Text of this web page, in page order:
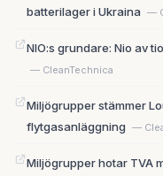
batterilager i Ukraina —
NIO:s grundare: Nio av
— CleanTechnica
Miljögrupper stämmer
flytgasanläggning —
Miljögrupper hotar TVA